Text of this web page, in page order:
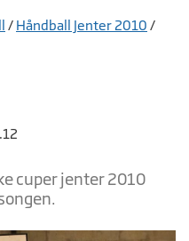
/ Håndball Jenter 2010 /
cuper jenter 2010